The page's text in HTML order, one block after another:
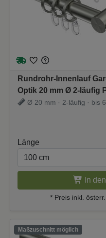
Rundrohr-Innenlauf
Optik 20 mm Ø 2-läufig
Ø 20 mm · 2-läufig · bis
Länge
In
* Preis inkl. österr.
Maßzuschnitt möglich